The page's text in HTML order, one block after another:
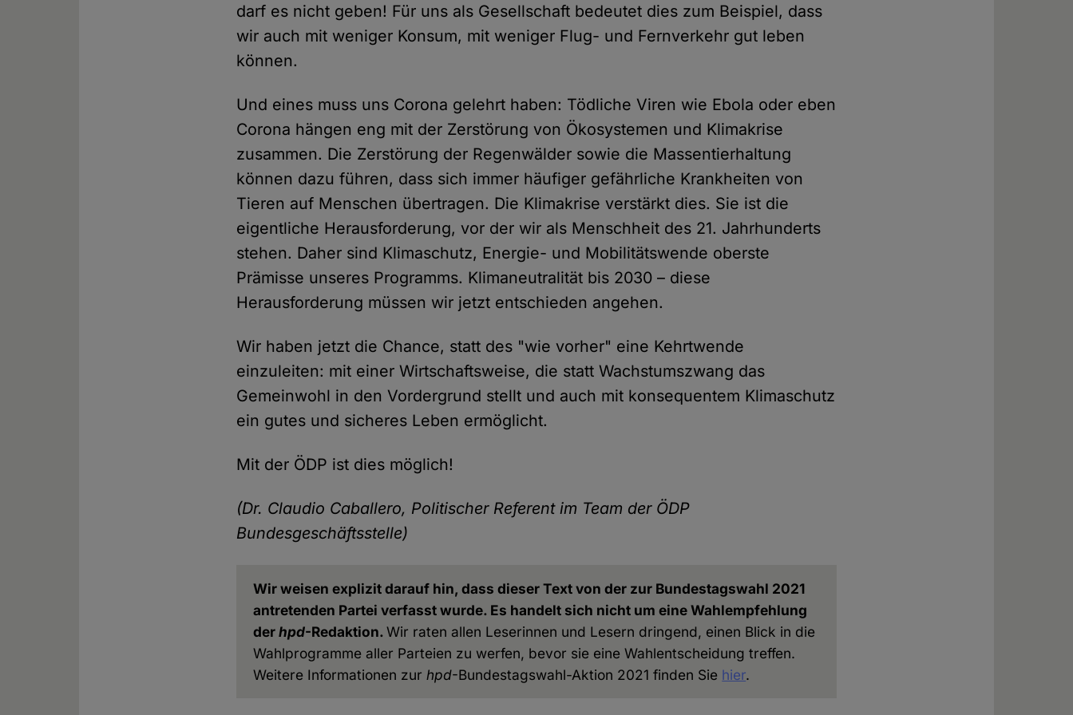
darf es nicht geben! Für uns als Gesellschaft bedeutet dies zum Beispiel, dass
wir auch mit weniger Konsum, mit weniger Flug- und Fernverkehr gut leben
können.
Und eines muss uns Corona gelehrt haben: Tödliche Viren wie Ebola oder eben
Corona hängen eng mit der Zerstörung von Ökosystemen und Klimakrise
zusammen. Die Zerstörung der Regenwälder sowie die Massentierhaltung
können dazu führen, dass sich immer häufiger gefährliche Krankheiten von
Tieren auf Menschen übertragen. Die Klimakrise verstärkt dies. Sie ist die
eigentliche Herausforderung, vor der wir als Menschheit des 21. Jahrhunderts
stehen. Daher sind Klimaschutz, Energie- und Mobilitätswende oberste
Prämisse unseres Programms. Klimaneutralität bis 2030 – diese
Herausforderung müssen wir jetzt entschieden angehen.
Wir haben jetzt die Chance, statt des "wie vorher" eine Kehrtwende
einzuleiten: mit einer Wirtschaftsweise, die statt Wachstumszwang das
Gemeinwohl in den Vordergrund stellt und auch mit konsequentem Klimaschutz
ein gutes und sicheres Leben ermöglicht.
Mit der ÖDP ist dies möglich!
(Dr. Claudio Caballero, Politischer Referent im Team der ÖDP
Bundesgeschäftsstelle)
Wir weisen explizit darauf hin, dass dieser Text von der zur Bundestagswahl 2021
antretenden Partei verfasst wurde. Es handelt sich nicht um eine Wahlempfehlung
derhpd-Redaktion.Wir raten allen Leserinnen und Lesern dringend, einen Blick in die
Wahlprogramme aller Parteien zu werfen, bevor sie eine Wahlentscheidung treffen.
Weitere Informationen zur hpd-Bundestagswahl-Aktion 2021 finden Sie hier.